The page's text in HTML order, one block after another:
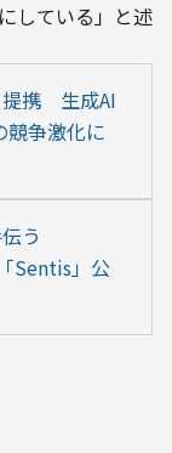
している」と述
携　生成AI
競争激化に
う
Sentis」公